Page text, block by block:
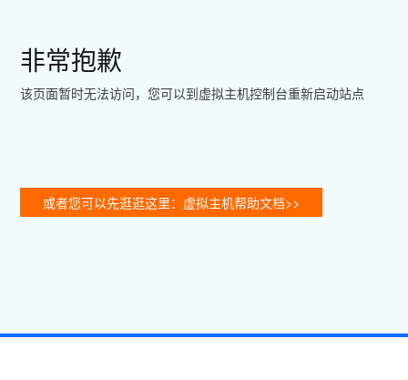
非常抱歉
该页面暂时无法访问，您可以到虚拟主机控制台重新启动站点
或者您可以先逛逛这里：虚拟主机帮助文档>>